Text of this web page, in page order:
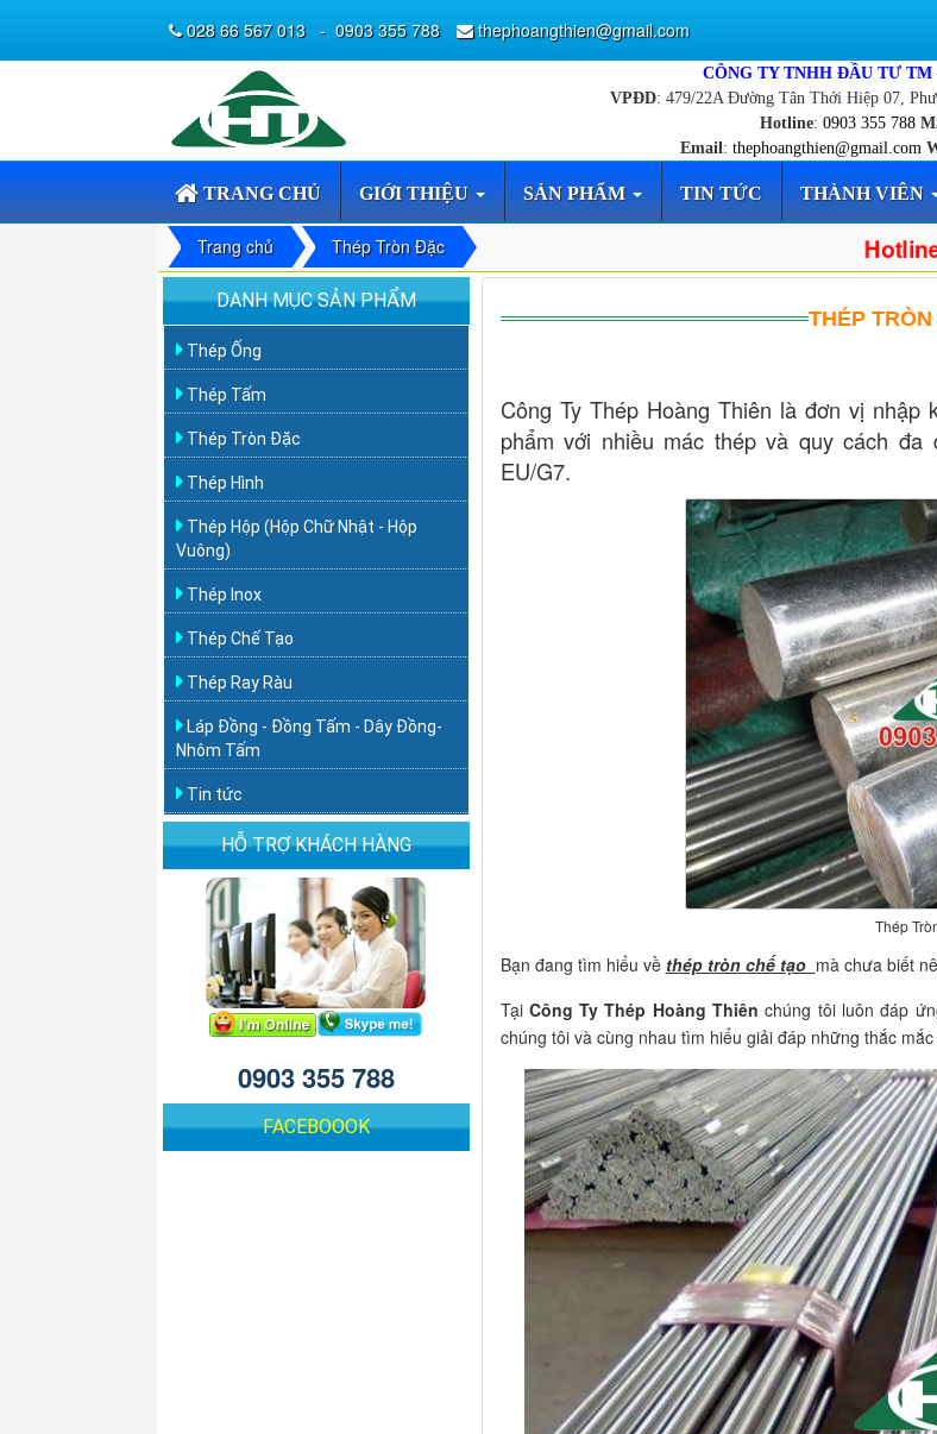
CÔNG TY TNHH ĐẦU TƯ TM
VPĐD: 479/22A Đường Tân Thới Hiệp 07,
Hotline: 0903 355 788
Email: thephoangthien@gmail.com
TRANG CHỦ GIỚI THIỆU SẢN PHẨM TIN TỨC THÀNH VIÊN
028 66 567 013 - 0903 355 788 thephoangthien@gmail.com
Trang chủ Thép Tròn Đặc
THÉP
Công Ty Thép Hoàng Thiên là đơn vị
phẩm với nhiều mác thép và quy cách
EU/G7.
Thép
Bạn đang tìm hiểu về thép tròn chế tạo mà chưa biết
Tại Công Ty Thép Hoàng Thiênchúng tôi luôn đáp
chúng tôi và cùng nhau tìm hiểu giải đáp những thắc
DANH MỤC SẢN PHẨM
Thép Ống
Thép Tấm
Thép Tròn Đặc
Thép Hình
Thép Hộp (Hộp Chữ Nhật - Hộp
Vuông)
Thép Inox
Thép Chế Tạo
Thép Ray Ràu
Láp Đồng - Đồng Tấm - Dây Đồng-
Nhôm Tấm
Tin tức
HỖ TRỢ KHÁCH HÀNG
0903 355 788
FACEBOOOK